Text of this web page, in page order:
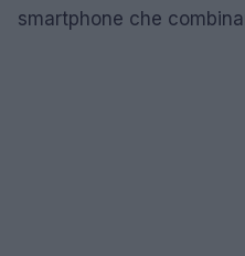
smartphone che